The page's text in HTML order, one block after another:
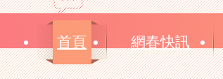
首頁 網春快訊